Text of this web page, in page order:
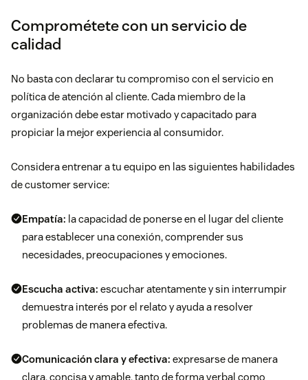
Comprométete con un servicio de
calidad
No basta con declarar tu compromiso con el servicio en
política de atención al cliente. Cada miembro de la
organización debeestar motivado y capacitado para
propiciar la mejor experiencia al consumidor.
Considera entrenar a tu equipo en las siguientes habilidades
de customer service:
Empatía: la capacidad de ponerse en el lugar del cliente
para establecer una conexión, comprender sus
necesidades, preocupaciones y emociones.
Escucha activa: escuchar atentamente y sin interrumpir
demuestra interés por el relato y ayuda a resolver
problemas de manera efectiva.
Comunicación clara y efectiva: expresarse de manera
clara, concisa y amable, tanto de forma verbal como